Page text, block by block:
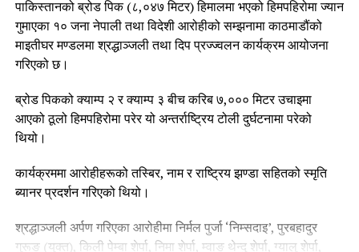
विभिन्न श्रद्धाञ्जली तथा दीप प्रज्ज्वलन कार्यक्रम आयोजना हुँदै आएका
छन्।
कार्यक्रममा सहभागीहरूले आरोहीहरूको योगदानलाई स्मरण गर्दै हिमाल
आरोहणलाई सुरक्षित, व्यवस्थित र जिम्मेवार बनाउन सम्बन्धित निकायको
ध्यानाकर्षणसमेत गराएका छन्।
उनीहरूले हिमालमा हुने जोखिम न्यूनीकरण, उद्धार प्रणालीको सुदृढीकरण
तथा आरोहीको सुरक्षालाई प्राथमिकतामा राख्नुपर्नेमा जोड दिएका छन्।
पाकिस्तानको ब्रोड पिक (८,०४७ मिटर) हिमालमा भएको हिमपहिरोमा ज्यान
गुमाएका १० जना नेपाली तथा विदेशी आरोहीको सम्झनामा काठमाडौंको
माइतीघर मण्डलमा श्रद्धाञ्जली तथा दिप प्रज्ज्वलन कार्यक्रम आयोजना
गरिएको छ।
ब्रोड पिकको क्याम्प २ र क्याम्प ३ बीच करिब ७,००० मिटर उचाइमा
आएको ठूलो हिमपहिरोमा परेर यो अन्तर्राष्ट्रिय टोली दुर्घटनामा परेको
थियो।
कार्यक्रममा आरोहीहरूको तस्बिर, नाम र राष्ट्रिय झण्डा सहितको स्मृति
ब्यानर प्रदर्शन गरिएको थियो।
श्रद्धाञ्जली अर्पण गरिएका आरोहीमा निर्मल पुर्जा ‘निम्सदाइ’, पुरबहादुर
गुरूङ (युक्त), किली पेम्बा शेर्पा, निमा शेर्पा, म्वाङ थेन्दु शेर्पा, ग्यालु शेर्पा,